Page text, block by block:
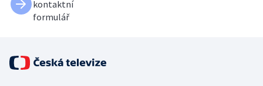
kontaktní
formulář